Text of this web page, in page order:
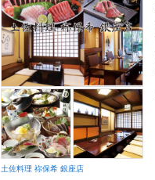
土佐料理 祢保希 銀座店